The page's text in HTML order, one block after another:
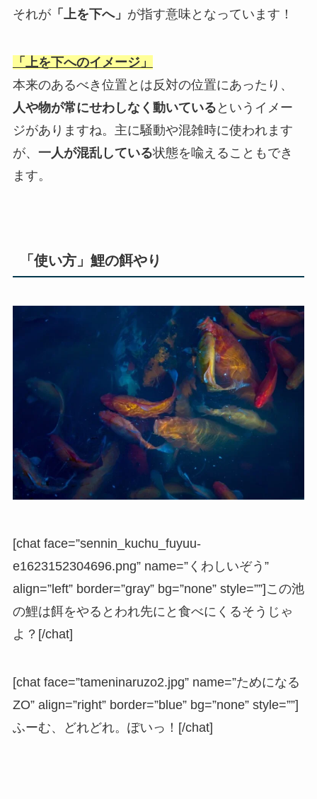
それが「上を下へ」 が指す意味となっています！
「上を下へのイメージ」
本来のあるべき位置とは反対の位置にあったり、
人や物が常にせわしなく動いている というイメー
ジがありますね。主に騒動や混雑時に使われます
が、 一人が混乱している状態を喩えることもでき
ます。
「使い方」鯉の餌やり
[chat face=”sennin_kuchu_fuyuu-
e1623152304696.png” name=”くわしいぞう”
align=”left” border=”gray” bg=”none” style=””]この池
の鯉は餌をやるとわれ先にと食べにくるそうじゃ
よ？[/chat]
[chat face=”tameninaruzo2.jpg” name=”ためになる
ZO” align=”right” border=”blue” bg=”none” style=””]
ふーむ、どれどれ。ぽいっ！[/chat]